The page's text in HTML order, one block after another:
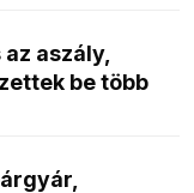
aszály,
be több